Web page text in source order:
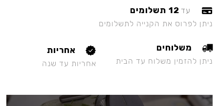
עד 12 תשלומים
ניתן לפרוס את הקנייה לתשלומים
משלוחים
ניתן להזמין משלוח עד הבית
אחריות
אחריות עד שנה